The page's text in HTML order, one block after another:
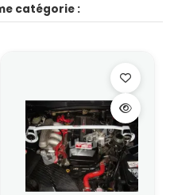
catégorie :